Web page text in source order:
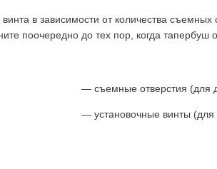
в зависимости от количества
поочередно до тех пор, когда тапербуш
— съемные отверстия (для
— установочные винты